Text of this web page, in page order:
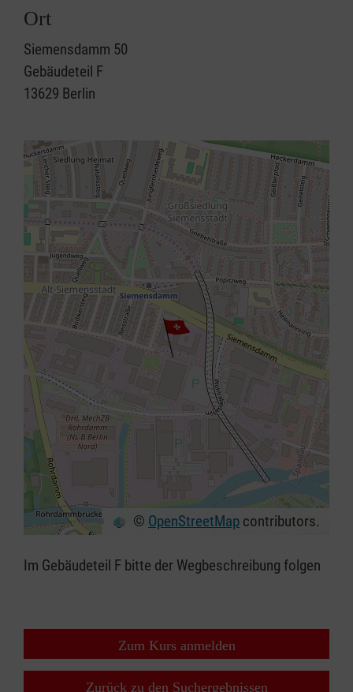
Ort
Siemensdamm 50
Gebäudeteil F
13629 Berlin
⇧
© OpenStreetMap contributors.
Im Gebäudeteil F bitte der Wegbeschreibung folgen
Zum Kurs anmelden
Zurück zu den Suchergebnissen